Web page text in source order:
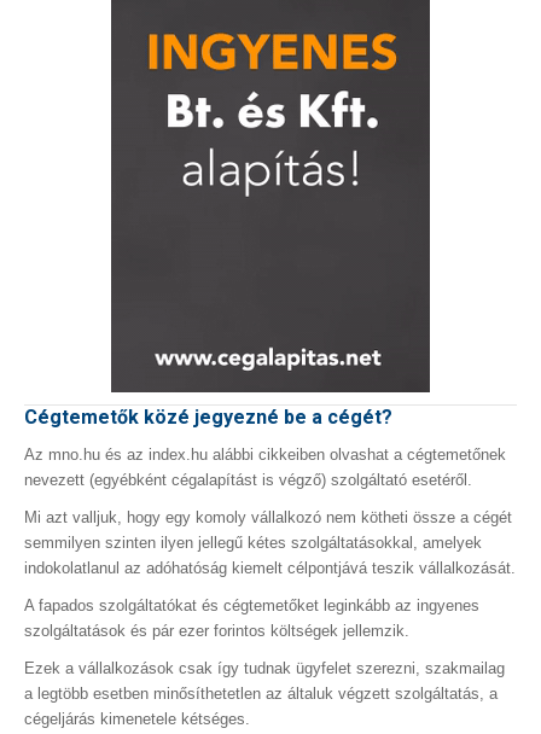
Cégtemetők közé jegyezné be a cégét?
Az mno.hu és az index.hu alábbi cikkeiben olvashat a cégtemetőnek
nevezett (egyébként cégalapítást is végző) szolgáltató esetéről.
Mi azt valljuk, hogy egy komoly vállalkozó nem kötheti össze a cégét
semmilyen szinten ilyen jellegű kétes szolgáltatásokkal, amelyek
indokolatlanul az adóhatóság kiemelt célpontjává teszik vállalkozását.
A fapados szolgáltatókat és cégtemetőket leginkább az ingyenes
szolgáltatások és pár ezer forintos költségek jellemzik.
Ezek a vállalkozások csak így tudnak ügyfelet szerezni, szakmailag
a legtöbb esetben minősíthetetlen az általuk végzett szolgáltatás, a
cégeljárás kimenetele kétséges.